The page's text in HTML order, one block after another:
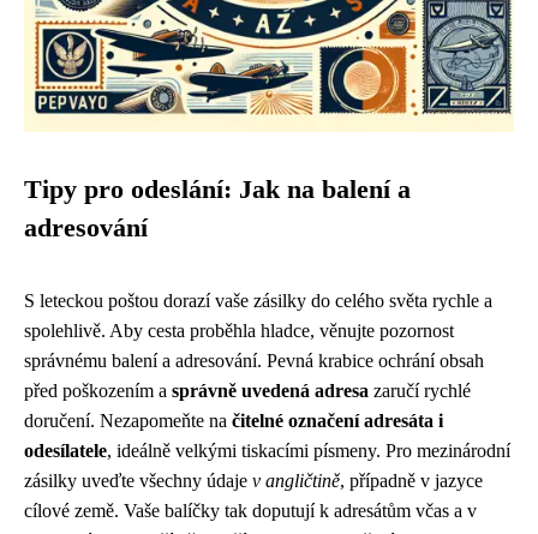
Tipy pro odeslání: Jak na balení a
adresování
S leteckou poštou dorazí vaše zásilky do celého světa rychle a
spolehlivě. Aby cesta proběhla hladce, věnujte pozornost
správnému balení a adresování. Pevná krabice ochrání obsah
před poškozením a správně uvedená adresa zaručí rychlé
doručení. Nezapomeňte na čitelné označení adresáta i
odesílatele, ideálně velkými tiskacími písmeny. Pro mezinárodní
zásilky uveďte všechny údaje v angličtině, případně v jazyce
cílové země. Vaše balíčky tak doputují k adresátům včas a v